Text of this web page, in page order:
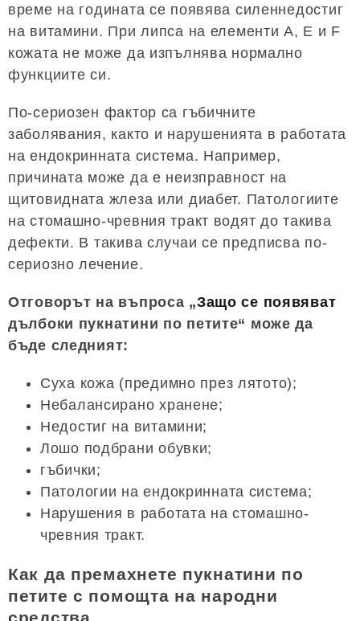
време на годината се появява силеннедостиг
на витамини. При липса на елементи A, E и F
кожата не може да изпълнява нормално
функциите си.
По-сериозен фактор са гъбичните
заболявания, както и нарушенията в работата
на ендокринната система. Например,
причината може да е неизправност на
щитовидната жлеза или диабет. Патологиите
на стомашно-чревния тракт водят до такива
дефекти. В такива случаи се предписва по-
сериозно лечение.
Отговорът на въпроса „Защо се появяват
дълбоки пукнатини по петите“ може да
бъде следният:
Суха кожа (предимно през лятото);
Небалансирано хранене;
Недостиг на витамини;
Лошо подбрани обувки;
гъбички;
Патологии на ендокринната система;
Нарушения в работата на стомашно-
чревния тракт.
Как да премахнете пукнатини по
петите с помощта на народни
средства